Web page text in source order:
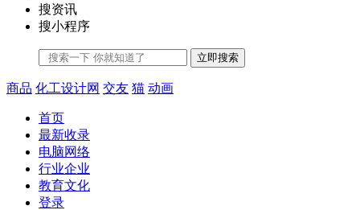
搜资讯
搜小程序
立即搜索
商品 化工设计网 交友 猫 动画
首页
最新收录
电脑网络
行业企业
教育文化
登录